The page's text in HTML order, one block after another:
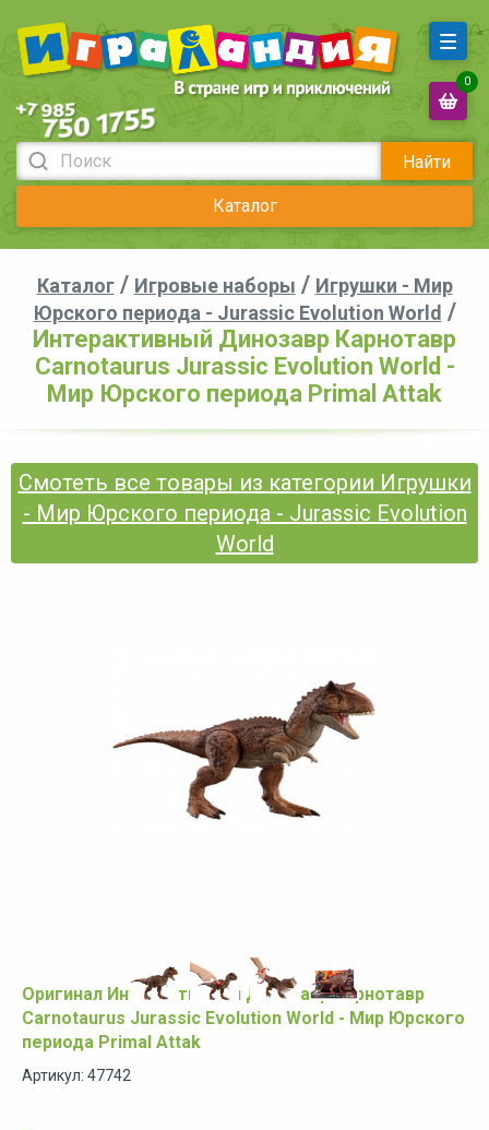
Найти
Каталог
0
Каталог/ Игровые наборы / Игрушки - Мир
Юрского периода - Jurassic Evolution World /
Интерактивный Динозавр Карнотавр
Carnotaurus Jurassic Evolution World -
Мир Юрского периода Primal Attak
Смотеть все товары из категории Игрушки
- Мир Юрского периода - Jurassic Evolution
World
Оригинал Интерактивный Динозавр Карнотавр
Carnotaurus Jurassic Evolution World - Мир Юрского
периода Primal Attak
Артикул: 47742